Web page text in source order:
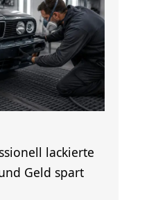
lackierte
Geld spart